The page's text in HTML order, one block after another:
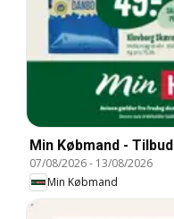
Min Købmand -
07/08/2026- 13/08/2026
Min Købmand